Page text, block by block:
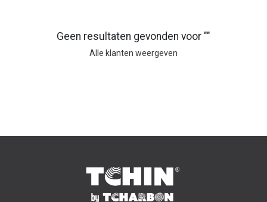
Geen resultaten gevonden voor ""
Alle klanten weergeven